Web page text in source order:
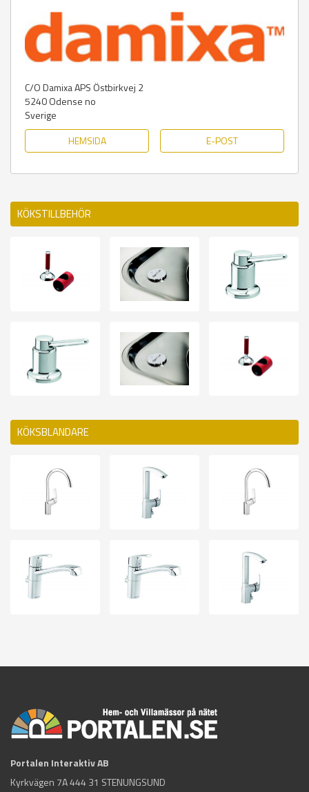
C/O Damixa APS Östbirkvej 2
5240Odense no
Sverige
HEMSIDA
E-POST
KÖKSTILLBEHÖR
KÖKSBLANDARE
Portalen Interaktiv AB
Kyrkvägen 7A 444 31 STENUNGSUND